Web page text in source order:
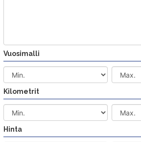
Vuosimalli
Kilometrit
Hinta